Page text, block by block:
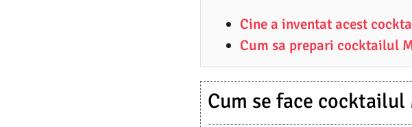
Cine a inventat acest
Cum sa prepari cocktailul
Cum se face cocktailul